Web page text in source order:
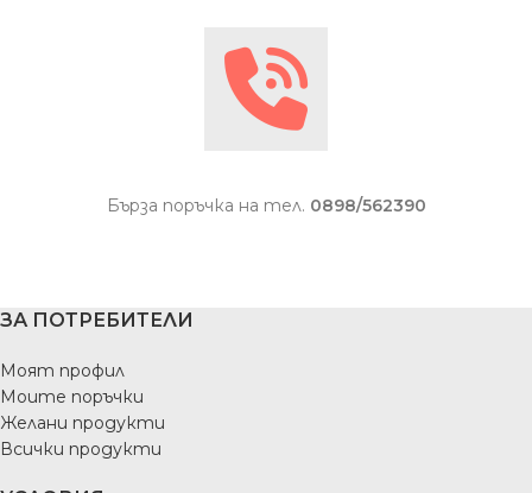
Бърза поръчка на тел. 0898/562390
ЗА ПОТРЕБИТЕЛИ
Моят профил
Моите поръчки
Желани продукти
Всички продукти